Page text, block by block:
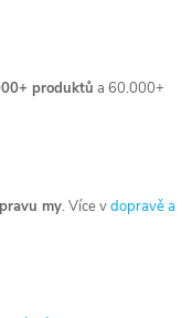
produktů a 60.000+
my. Více vdopravě a